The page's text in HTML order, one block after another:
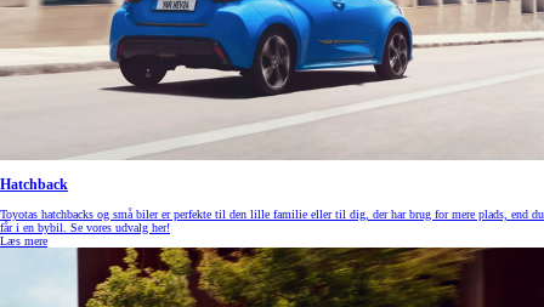
Hatchback
Toyotas hatchbacks og små biler er perfekte til den lille familie eller til dig, der har brug for mere plads, end du
får i en bybil. Se vores udvalg her!
Læs mere